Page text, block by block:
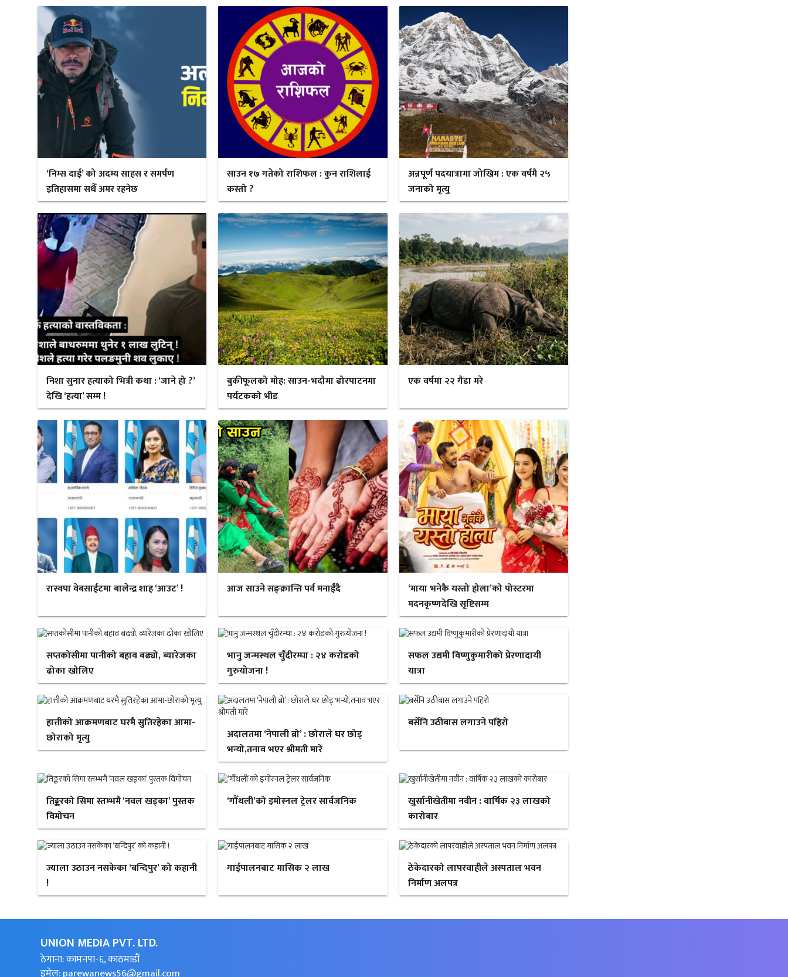
‘निम्स दाई’ को अदम्य साहस र समर्पण
इतिहासमा सधैँ अमर रहनेछ
साउन १७ गतेको राशिफल : कुन राशिलाई
कस्तो ?
अन्नपूर्ण पदयात्रामा जोखिम : एक वर्षमै २५
जनाको मृत्यु
निशा सुनार हत्याको भित्री कथा : ‘जाने हो ?’
देखि ‘हत्या’ सम्म !
बुकीफूलको मोह: साउन-भदौमा ढोरपाटनमा
पर्यटकको भीड
एक वर्षमा २२ गैंडा मरे
रास्वपा वेबसाईटमा बालेन्द्र शाह ‘आउट’ ! आज साउने सङ्क्रान्ति पर्व मनाईँदै
‘माया भनेकै यस्तो होला’को पोस्टरमा
मदनकृष्णदेखि सृष्टिसम्म
सप्तकोसीमा पानीको बहाव बढ्यो, ब्यारेजका
ढोका खोलिए
भानु जन्मस्थल चुँदीरम्घा : २४ करोडको
गुरुयोजना !
सफल उद्यमी विष्णुकुमारीको प्रेरणादायी
यात्रा
हात्तीको आक्रमणबाट घरमै सुतिरहेका आमा-
छोराको मृत्यु
अदालतमा ‘नेपाली ब्रो’ : छोराले घर छोड्
भन्यो,तनाव भएर श्रीमती मारें
बर्सेनि उठीबास लगाउने पहिरो
तिङ्करको सिमा स्तम्भमै ‘नवल खड्का’ पुस्तक
विमोचन
‘गौँथली’को इमोस्नल ट्रेलर सार्वजनिक
खुर्सानीखेतीमा नवीन : वार्षिक २३ लाखको
कारोबार
ज्याला उठाउन नसकेका ‘बन्दिपुर’ को कहानी
!
गाईपालनबाट मासिक २ लाख
ठेकेदारको लापरवाहीले अस्पताल भवन
निर्माण अलपत्र
UNION MEDIA PVT. LTD.
ठेगाना: कामनपा-६, काठमाडौं
इमेल:parewanews56@gmail.com